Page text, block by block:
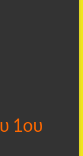
1ου